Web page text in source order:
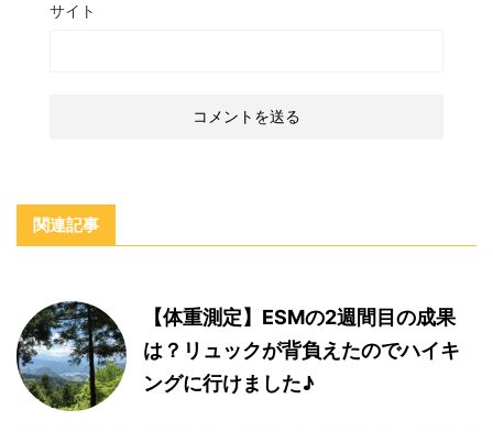
サイト
関連記事
【体重測定】ESMの2週間目の成果
は？リュックが背負えたのでハイキ
ングに行けました♪